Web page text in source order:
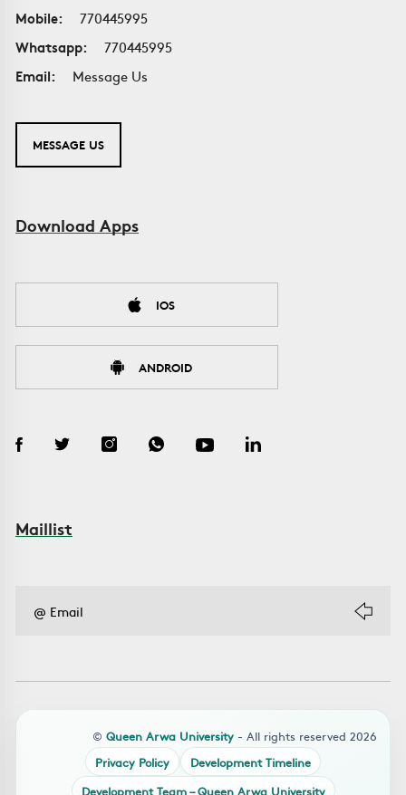
Mobile:
770445995
Whatsapp:
770445995
Email:
Message Us
MESSAGE US
Download Apps
IOS
ANDROID
Maillist
© Queen Arwa University - All rights reserved 2026
Privacy Policy
Development Timeline
Development Team – Queen Arwa University